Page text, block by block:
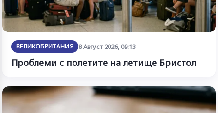
ВЕЛИКОБРИТАНИЯ 8 Август 2026, 09:13
Проблеми с полетите на летище Бристол